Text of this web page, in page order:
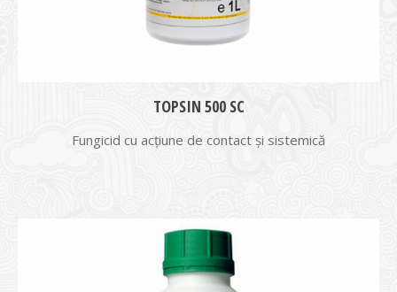
TOPSIN 500 SC
Fungicid cu acțiune de contact și sistemică